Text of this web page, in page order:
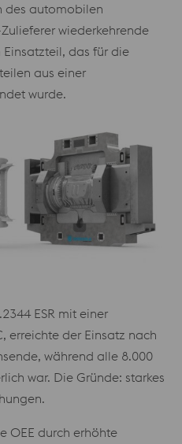
des automobilen
wiederkehrende
das für die
aus einer
wurde.
ESR mit einer
erreichte der Einsatz nach
während alle 8.000
war. Die Gründe: starkes
OEE durch erhöhte